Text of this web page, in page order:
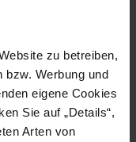
zu betreiben,
bzw. Werbung und
eigene Cookies
Sie auf „Details“,
Arten von